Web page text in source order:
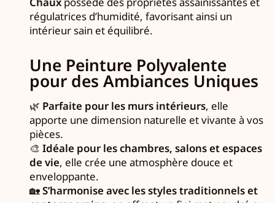
régulatrices d’humidité, favorisant ainsi un
intérieur sain et équilibré.
Une Peinture Polyvalente
pour des Ambiances Uniques
🌿 Parfaite pour les murs intérieurs, elle
apporte une dimension naturelle et vivante à vos
pièces.
🎨 Idéale pour les chambres, salons et espaces
de vie, elle crée une atmosphère douce et
enveloppante.
🏡S’harmonise avec les styles traditionnels et